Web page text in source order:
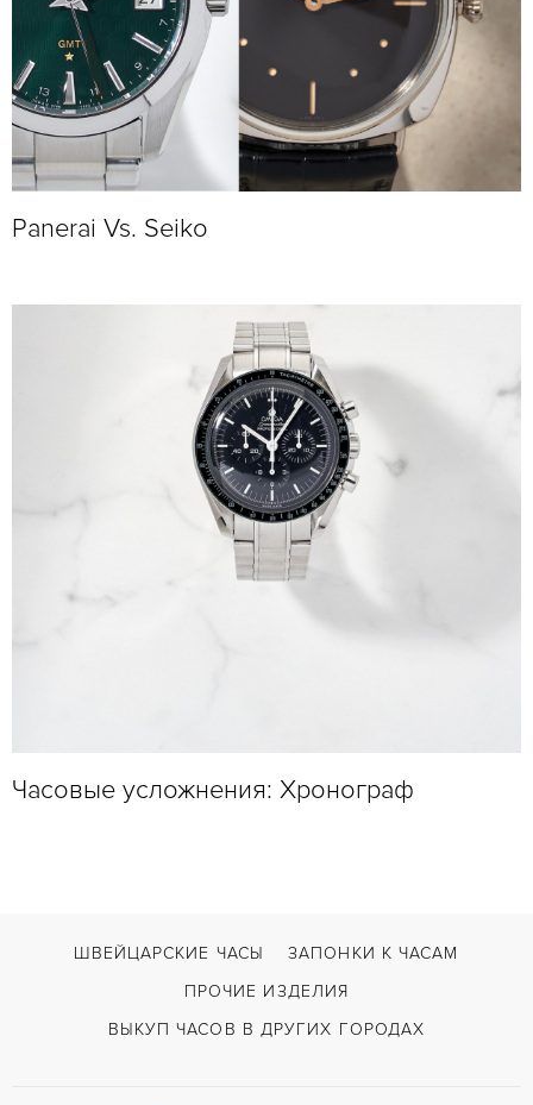
Panerai Vs. Seiko
Часовые усложнения: Хронограф
ШВЕЙЦАРСКИЕ ЧАСЫ
ЗАПОНКИ К ЧАСАМ
ПРОЧИЕ ИЗДЕЛИЯ
ВЫКУП ЧАСОВ В ДРУГИХ ГОРОДАХ